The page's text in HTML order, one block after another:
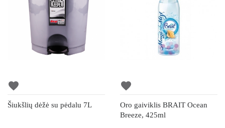
favorite
Šiukšlių dėžė su pėdalu 7L
favorite
Oro gaiviklis BRAIT Ocean
Breeze, 425ml